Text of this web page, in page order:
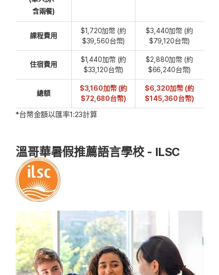
含兩餐)
課程費用
$1,720加幣 (約
$39,560台幣)
$3,440加幣 (約
$79,120台幣)
住宿費用
$1,440加幣 (約
$33,120台幣)
$2,880加幣 (約
$66,240台幣)
總額
$3,160加幣 (約
$72,680台幣)
$6,320加幣 (約
$145,360台幣)
*台幣金額以匯率1:23計算
溫哥華暑假推薦語言學校 - ILSC